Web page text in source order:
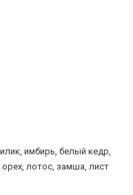
имбирь, белый кедр,
лотос, замша, лист